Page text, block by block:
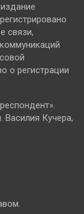
связи,
о регистрации
Василия Кучера,